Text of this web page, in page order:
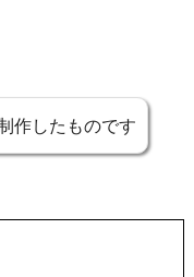
作したものです